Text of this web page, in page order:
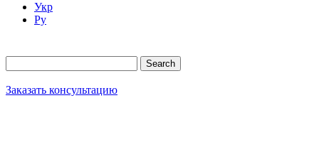
Укр
Ру
Search
Заказать консультацию